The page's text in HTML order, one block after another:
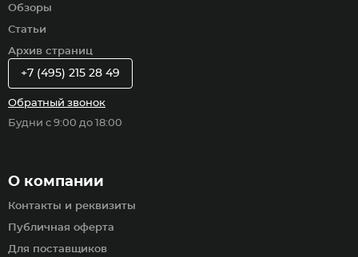
Обзоры
Статьи
Архив страниц
О компании
Контакты и реквизиты
Публичная оферта
Для поставщиков
+7 (495) 215 28 49
Обратный звонок
Будни с 9:00 до 18:00